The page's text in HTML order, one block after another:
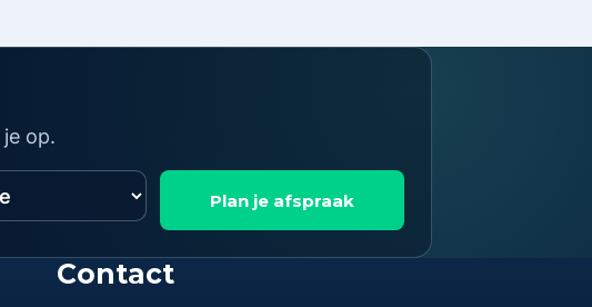
op.
Plan je afspraak
Contact